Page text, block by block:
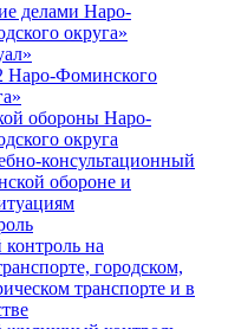
делами Наро-
округа»
Фоминского
обороны Наро-
округа
консультационный
обороне и
на
городском,
транспорте и в